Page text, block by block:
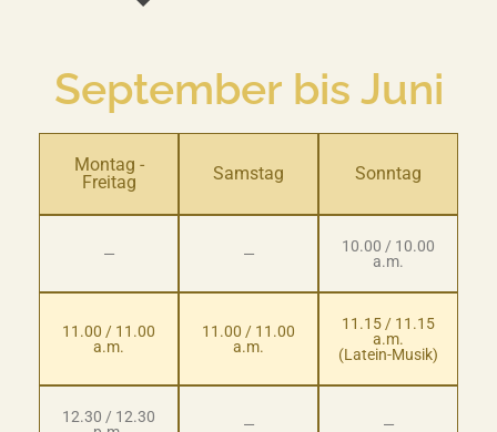
September bis Juni
Montag -
Freitag
Samstag Sonntag
— —
10.00 / 10.00
a.m.
11.00 / 11.00
a.m.
11.00 / 11.00
a.m.
11.15 / 11.15
a.m.
(Latein-Musik)
12.30 / 12.30
— —